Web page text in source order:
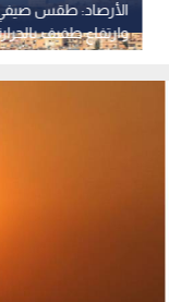
الأرصاد: طقس
وارتفاع طفيف